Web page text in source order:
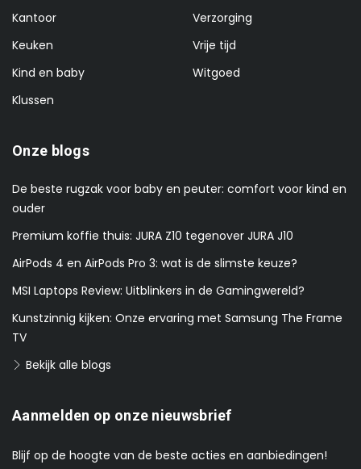
Kantoor
Keuken
Kind en baby
Klussen
Verzorging
Vrije tijd
Witgoed
Onze blogs
De beste rugzak voor baby en peuter: comfort voor kind en
ouder
Premium koffie thuis: JURA Z10 tegenover JURA J10
AirPods 4 en AirPods Pro 3: wat is de slimste keuze?
MSI Laptops Review: Uitblinkers in de Gamingwereld?
Kunstzinnig kijken: Onze ervaring met Samsung The Frame
TV
Bekijk alle blogs
Aanmelden op onze nieuwsbrief
Blijf op de hoogte van de beste acties en aanbiedingen!